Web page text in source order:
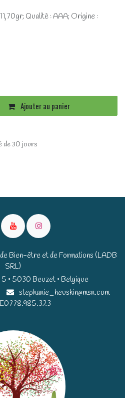
Qualité : AAA; Origine :
Ajouter au panier
de 30 jours
Bien-être et de Formations (LADB
SRL)
• 5030 Beuzet • Belgique​​
stephanie_heuskin@msn.com